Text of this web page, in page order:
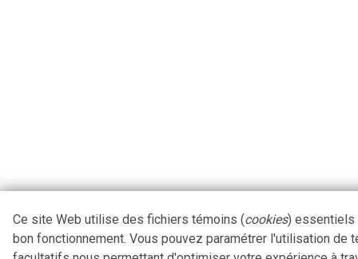
Ce site Web utilise des fichiers témoins (cookies) essentiels
bon fonctionnement. Vous pouvez paramétrer l'utilisation de